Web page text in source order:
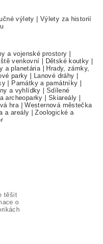
výlety
Výlety za historií
a vojenské prostory
venkovní Dětské koutky
a planetária
Hrady, zámky,
parky Lanové dráhy
Památky a památníky
a vyhlídky
Sdílené
archeoparky Skiareály
hra |Westernová městečka
a areály |Zoologické a
těšit
o